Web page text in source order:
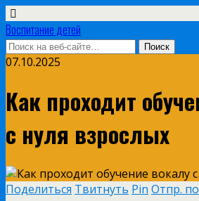
Воспитание детей
07.10.2025
Как проходит
с нуля взрослых
Поделиться Твитнуть Pin Отпр.